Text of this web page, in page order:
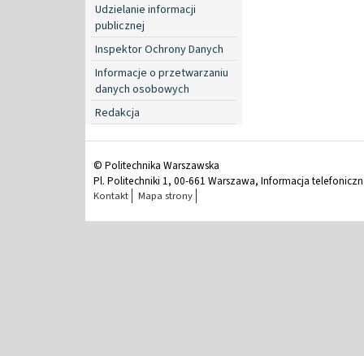
Udzielanie informacji
publicznej
Inspektor Ochrony Danych
Informacje o przetwarzaniu
danych osobowych
Redakcja
© Politechnika Warszawska
Pl. Politechniki 1, 00-661 Warszawa, Informacja
Kontakt Mapa strony